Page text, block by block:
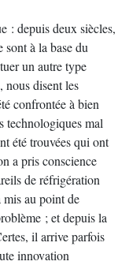
: depuis deux siècles,
sont à la base du
un autre type
nous disent les
confrontée à bien
technologiques mal
été trouvées qui ont
a pris conscience
de réfrigération
mis au point de
; et depuis la
il arrive parfois
innovation